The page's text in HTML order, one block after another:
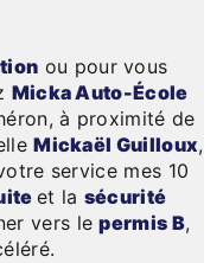
ou pour vous
Micka Auto-École
à proximité de
Mickaël Guilloux,
service mes 10
et la sécurité
vers lepermis B,